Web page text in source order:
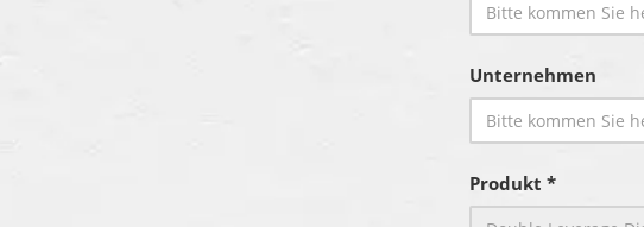
Unternehmen
Produkt *